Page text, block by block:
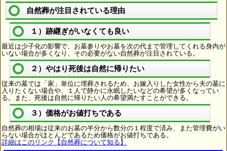
自然葬が注目されている理由
１）跡継ぎがいなくても良い
最近は少子化の影響で、お墓参りやお墓を次の代まで管理してくれる身内が
いない場合が多くなり、その必要がない自然葬が注目されている。
２）やはり死後は自然に帰りたい
従来の墓では「家」単位に埋葬されるため、お嫁入りした女性から夫の墓に
入りたくない場合や、１人で静かに永眠したいなどの希望が多くなってい
る。また、死後は自然に帰りたい人の希望満たすことができる。
３）価格がお値打ちである
自然葬の相場は従来のお墓の半分から数分の１程度で済み、また管理費がい
らない場合がほとんどであるため価格がお値打ちである。
詳細はこのリンク【自然葬について知る】